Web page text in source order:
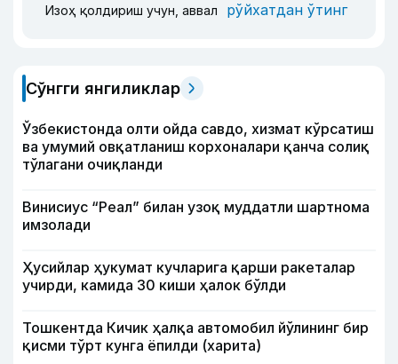
Изоҳ қолдириш учун, аввал рўйхатдан ўтинг
Сўнгги янгиликлар
Ўзбекистонда олти ойда савдо, хизмат кўрсатиш
ва умумий овқатланиш корхоналари қанча солиқ
тўлагани очиқланди
Винисиус “Реал” билан узоқ муддатли шартнома
имзолади
Ҳусийлар ҳукумат кучларига қарши ракеталар
учирди, камида 30 киши ҳалок бўлди
Тошкентда Кичик ҳалқа автомобил йўлининг бир
қисми тўрт кунга ёпилди (харита)